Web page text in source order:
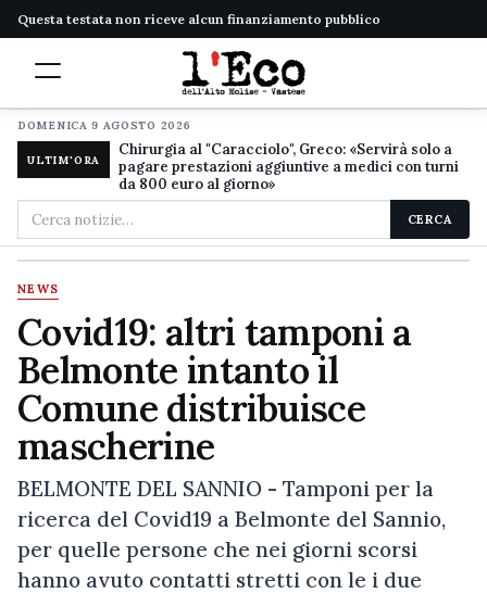
Questa testata non riceve alcun finanziamento pubblico
DOMENICA 9 AGOSTO 2026
ULTIM'ORA
Chirurgia al "Caracciolo", Greco: «Servirà solo a
pagare prestazioni aggiuntive a medici con turni
da 800 euro al giorno»
Cerca
nel
sito
CERCA
NEWS
Covid19: altri tamponi a
Belmonte intanto il
Comune distribuisce
mascherine
BELMONTE DEL SANNIO - Tamponi per la
ricerca del Covid19 a Belmonte del Sannio,
per quelle persone che nei giorni scorsi
hanno avuto contatti stretti con le i due